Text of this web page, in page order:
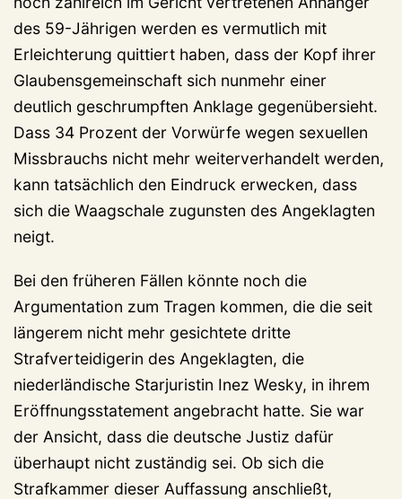
des 59-Jährigen werden es vermutlich mit
Erleichterung quittiert haben, dass der Kopf ihrer
Glaubensgemeinschaft sich nunmehr einer
deutlich geschrumpften Anklage gegenübersieht.
Dass 34 Prozent der Vorwürfe wegen sexuellen
Missbrauchs nicht mehr weiterverhandelt werden,
kann tatsächlich den Eindruck erwecken, dass
sich die Waagschale zugunsten des Angeklagten
neigt.
Bei den früheren Fällen könnte noch die
Argumentation zum Tragen kommen, die die seit
längerem nicht mehr gesichtete dritte
Strafverteidigerin des Angeklagten, die
niederländische Starjuristin Inez Wesky, in ihrem
Eröffnungsstatement angebracht hatte. Sie war
der Ansicht, dass die deutsche Justiz dafür
überhaupt nicht zuständig sei. Ob sich die
Strafkammer dieser Auffassung anschließt,